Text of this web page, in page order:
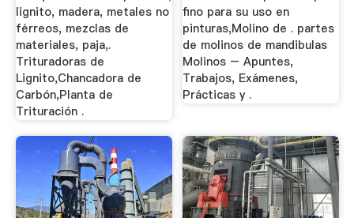
lignito, madera, metales no
férreos, mezclas de
materiales, paja,.
Trituradoras de
Lignito,Chancadora de
Carbón,Planta de
Trituración .
fino para su uso en
pinturas,Molino de . partes
de molinos de mandibulas
Molinos – Apuntes,
Trabajos, Exámenes,
Prácticas y .